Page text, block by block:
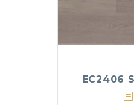
EC2406